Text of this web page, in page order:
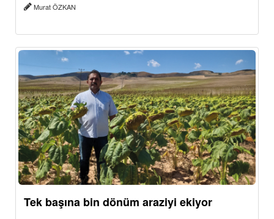
Murat ÖZKAN
Tek başına bin dönüm araziyi ekiyor